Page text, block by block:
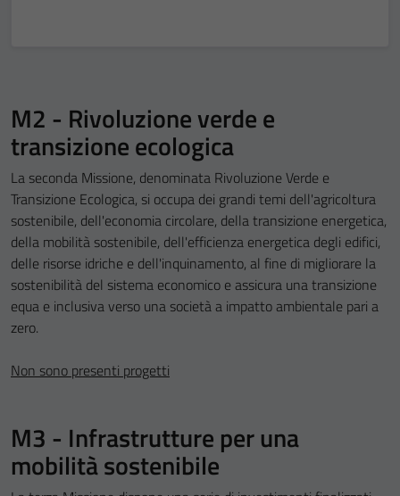
M2 - Rivoluzione verde e
transizione ecologica
La seconda Missione, denominata Rivoluzione Verde e
Transizione Ecologica, si occupa dei grandi temi dell'agricoltura
sostenibile, dell'economia circolare, della transizione energetica,
della mobilità sostenibile, dell'efficienza energetica degli edifici,
delle risorse idriche e dell'inquinamento, al fine di migliorare la
sostenibilità del sistema economico e assicura una transizione
equa e inclusiva verso una società a impatto ambientale pari a
zero.
Non sono presenti progetti
M3 - Infrastrutture per una
mobilità sostenibile